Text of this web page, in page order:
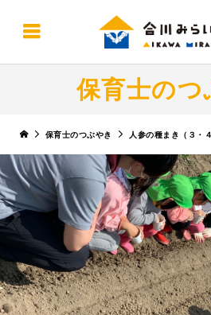
保育士のつ
保育士のつぶやき 人参の種まき（３・